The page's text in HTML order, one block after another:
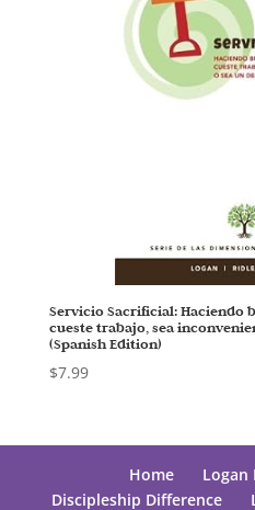
Servicio Sacrificial: Haciendo
cueste trabajo, sea
(Spanish Edition)
$7.99
Home
Logan
Discipleship Difference